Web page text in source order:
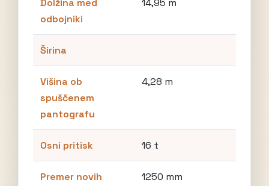
Dolžina med
odbojniki
14,95 m
Širina
Višina ob
spuščenem
pantografu
4,28 m
Osni pritisk 16 t
Premer novih
1250 mm